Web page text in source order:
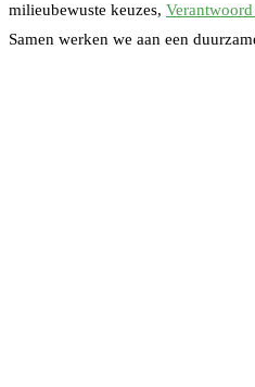
milieubewuste keuzes,
Samen werken we aan een